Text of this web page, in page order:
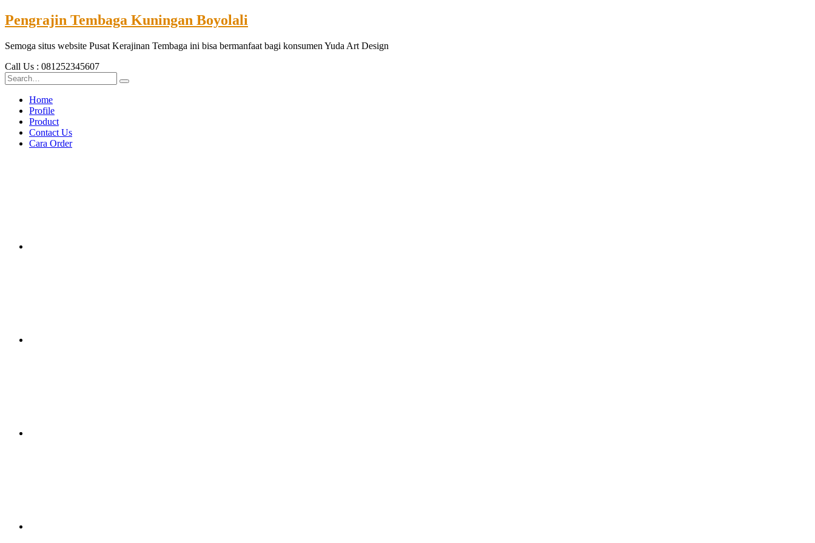
Pengrajin Tembaga Kuningan Boyolali
Semoga situs website Pusat Kerajinan Tembaga ini bisa bermanfaat bagi konsumen Yuda Art Design
Call Us : 081252345607
Home
Profile
Product
Contact Us
Cara Order